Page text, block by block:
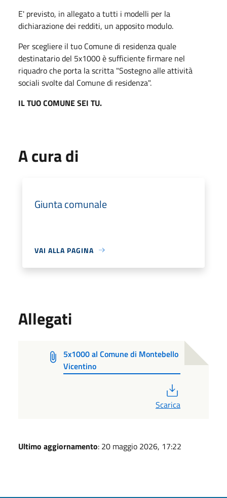
E' previsto, in allegato a tutti i modelli per la
dichiarazione dei redditi, un apposito modulo.
Per scegliere il tuo Comune di residenza quale
destinatario del 5x1000 è sufficiente firmare nel
riquadro che porta la scritta "Sostegno alle attività
sociali svolte dal Comune di residenza".
IL TUO COMUNE SEI TU.
A cura di
Giunta comunale
VAI ALLA PAGINA
Allegati
5x1000 al Comune di Montebello
Vicentino
Scarica
Ultimo aggiornamento: 20 maggio 2026, 17:22